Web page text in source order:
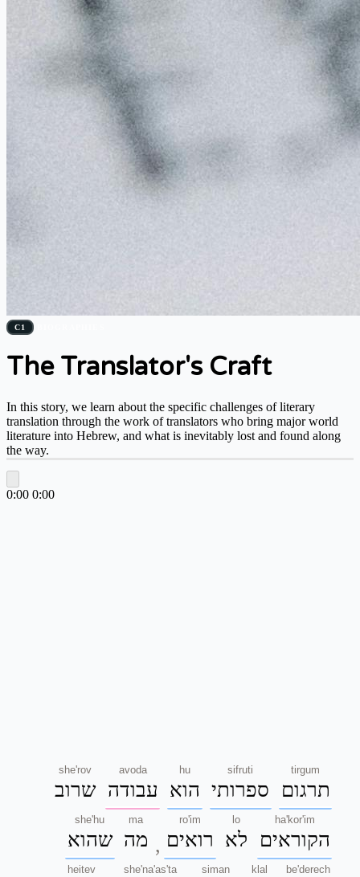
C1
The Translator's Craft
In this story, we learn about the specific challenges of literary
translation through the work of translators who bring major world
literature into Hebrew, and what is inevitably lost and found along
the way.
0:00 0:00
tirgum
תרגום
sifruti
ספרותי
hu
הוא
avoda
עבודה
she'rov
שרוב
ha'kor'im
הקוראים
lo
לא
ro'im
רואים ,
ma
מה
she'hu
שהוא
be'derech
klal
siman
she'na'as'ta
heitev